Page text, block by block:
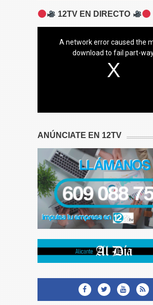
12TV EN DIRECTO
A network error caused the
download to fail part-
ANÚNCIATE EN 12TV